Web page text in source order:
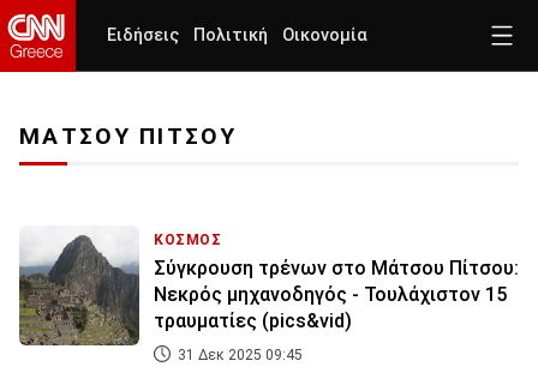
Ειδήσεις Πολιτική Οικονομία
ΜΑΤΣΟΥ ΠΙΤΣΟΥ
ΚΟΣΜΟΣ
Σύγκρουση τρένων στο Μάτσου Πίτσου:
Νεκρός μηχανοδηγός - Τουλάχιστον 15
τραυματίες (pics&vid)
31 Δεκ 2025 09:45